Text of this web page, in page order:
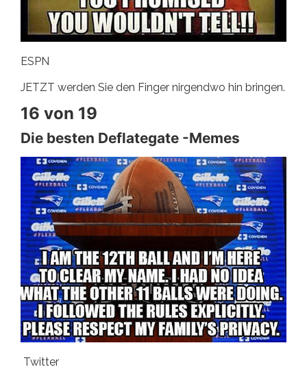
ESPN
JETZT werden Sie den Finger nirgendwo hin bringen.
16 von 19
Die besten Deflategate -Memes
Twitter